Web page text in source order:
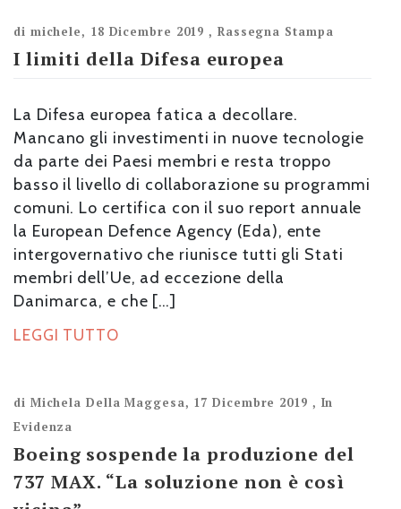
di michele, 18 Dicembre 2019 , Rassegna Stampa
I limiti della Difesa europea
La Difesa europea fatica a decollare.
Mancano gli investimenti in nuove tecnologie
da parte dei Paesi membri e resta troppo
basso il livello di collaborazione su programmi
comuni. Lo certifica con il suo report annuale
la European Defence Agency (Eda), ente
intergovernativo che riunisce tutti gli Stati
membri dell’Ue, ad eccezione della
Danimarca, e che […]
LEGGI TUTTO
di Michela Della Maggesa, 17 Dicembre 2019 , In
Evidenza
Boeing sospende la produzione del
737 MAX. “La soluzione non è così